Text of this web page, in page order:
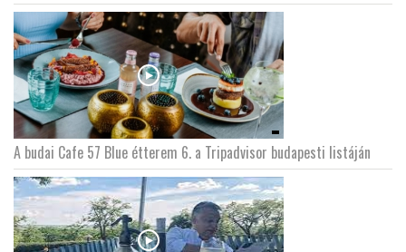
A budai Cafe 57 Blue étterem 6. a Tripadvisor budapesti listáján